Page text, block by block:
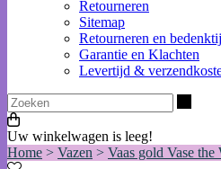
Retourneren
Sitemap
Retourneren en
Garantie en Klachten
Levertijd &
Uw winkelwagen is leeg!
Home > Vazen > Vaas gold Vase